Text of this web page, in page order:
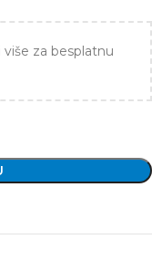
više za besplatnu